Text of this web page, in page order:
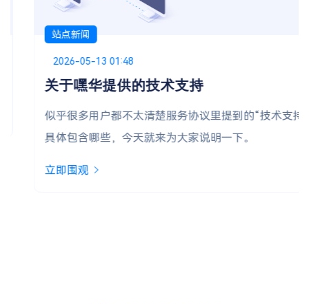
站点新闻
Posted on
2026-05-13 01:48
关于嘿华提供的技术支持
似乎很多用户都不太清楚服务协议里提到的“技术支持”
具体包含哪些，今天就来为大家说明一下。
立即围观